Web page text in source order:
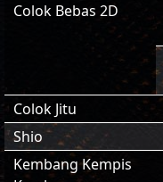
Colok Bebas 2D
Colok Jitu
Shio
Kembang Kempis